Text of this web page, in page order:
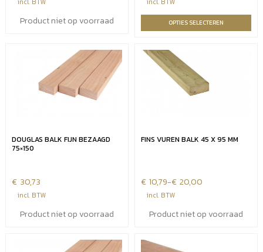
€25,79
incl. BTW
Product niet op voorraad
tot
incl. BTW
OPTIES SELECTEREN
DOUGLAS BALK FIJN BEZAAGD
75×150
€ 30,73
incl. BTW
Product niet op voorraad
FINS VUREN BALK 45 X 95 MM
€ 10,79-€ 20,00
Prijsklasse:
€10,79
€20,00
incl. BTW
Product niet op voorraad